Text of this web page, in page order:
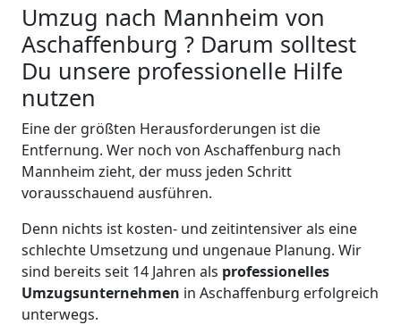
Umzug nach Mannheim von
Aschaffenburg ? Darum solltest
Du unsere professionelle Hilfe
nutzen
Eine der größten Herausforderungen ist die
Entfernung. Wer noch von Aschaffenburg nach
Mannheim zieht, der muss jeden Schritt
vorausschauend ausführen.
Denn nichts ist kosten- und zeitintensiver als eine
schlechte Umsetzung und ungenaue Planung. Wir
sind bereits seit 14 Jahren als professionelles
Umzugsunternehmen in Aschaffenburg erfolgreich
unterwegs.